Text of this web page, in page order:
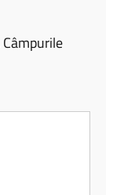
Câmpurile